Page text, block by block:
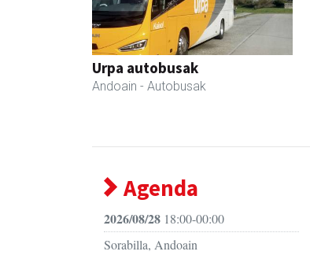
Urpa autobusak
Andoain - Autobusak
Agenda
2026/08/28 18:00-00:00
Sorabilla, Andoain